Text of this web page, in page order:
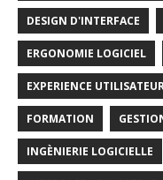
DESIGN D'INTERFACE
ERGONOMIE LOGICIEL
EXPERIENCE
FORMATION
INGÈNIERIE LOGICIELLE